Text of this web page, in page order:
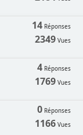
14Réponses
2349Vues
4Réponses
1769Vues
0Réponses
1166Vues